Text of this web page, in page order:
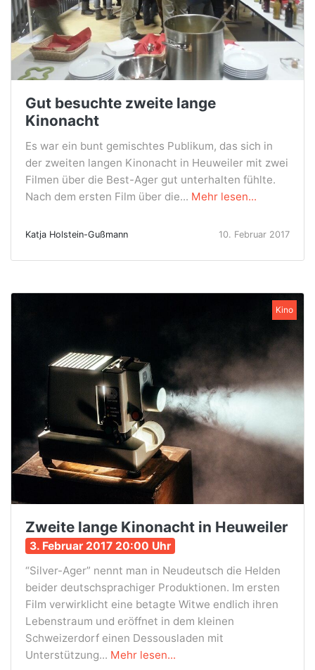
Gut besuchte zweite lange
Kinonacht
Es war ein bunt gemischtes Publikum, das sich in
der zweiten langen Kinonacht in Heuweiler mit zwei
Filmen über die Best-Ager gut unterhalten fühlte.
Nach dem ersten Film über die... Mehr lesen...
Katja Holstein-Gußmann 10. Februar 2017
Kino
Zweite lange Kinonacht in Heuweiler
3. Februar 2017 20:00 Uhr
“Silver-Ager” nennt man in Neudeutsch die Helden
beider deutschsprachiger Produktionen. Im ersten
Film verwirklicht eine betagte Witwe endlich ihren
Lebenstraum und eröffnet in dem kleinen
Schweizerdorf einen Dessousladen mit
Unterstützung... Mehr lesen...